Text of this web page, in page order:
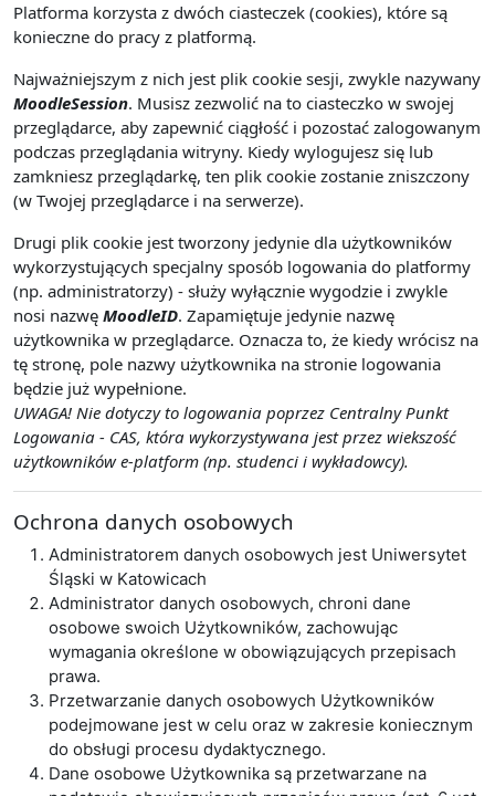
Platforma korzysta z dwóch ciasteczek (cookies), które są
konieczne do pracy z platformą.
Najważniejszym z nich jest plik cookie sesji, zwykle nazywany
MoodleSession. Musisz zezwolić na to ciasteczko w swojej
przeglądarce, aby zapewnić ciągłość i pozostać zalogowanym
podczas przeglądania witryny. Kiedy wylogujesz się lub
zamkniesz przeglądarkę, ten plik cookie zostanie zniszczony
(w Twojej przeglądarce i na serwerze).
Drugi plik cookie jest tworzony jedynie dla użytkowników
wykorzystujących specjalny sposób logowania do platformy
(np. administratorzy) - służy wyłącznie wygodzie i zwykle
nosi nazwę MoodleID. Zapamiętuje jedynie nazwę
użytkownika w przeglądarce. Oznacza to, że kiedy wrócisz na
tę stronę, pole nazwy użytkownika na stronie logowania
będzie już wypełnione.
UWAGA! Nie dotyczy to logowania poprzez Centralny Punkt
Logowania - CAS, która wykorzystywana jest przez wiekszość
użytkowników e-platform (np. studenci i wykładowcy).
Ochrona danych osobowych
Administratorem danych osobowych jest Uniwersytet
Śląski w Katowicach
Administrator danych osobowych, chroni dane
osobowe swoich Użytkowników, zachowując
wymagania określone w obowiązujących przepisach
prawa.
Przetwarzanie danych osobowych Użytkowników
podejmowane jest w celu oraz w zakresie koniecznym
do obsługi procesu dydaktycznego.
Dane osobowe Użytkownika są przetwarzane na